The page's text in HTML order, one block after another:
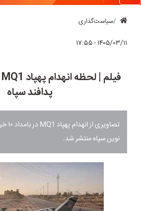
سیاست‌گذاری
۱۴۰۵/۰۳/۱۱ - ۱۷:۵۵
پدافند سپاه
نوین سپاه منتشر شد.